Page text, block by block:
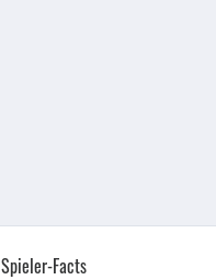
Spieler-Facts